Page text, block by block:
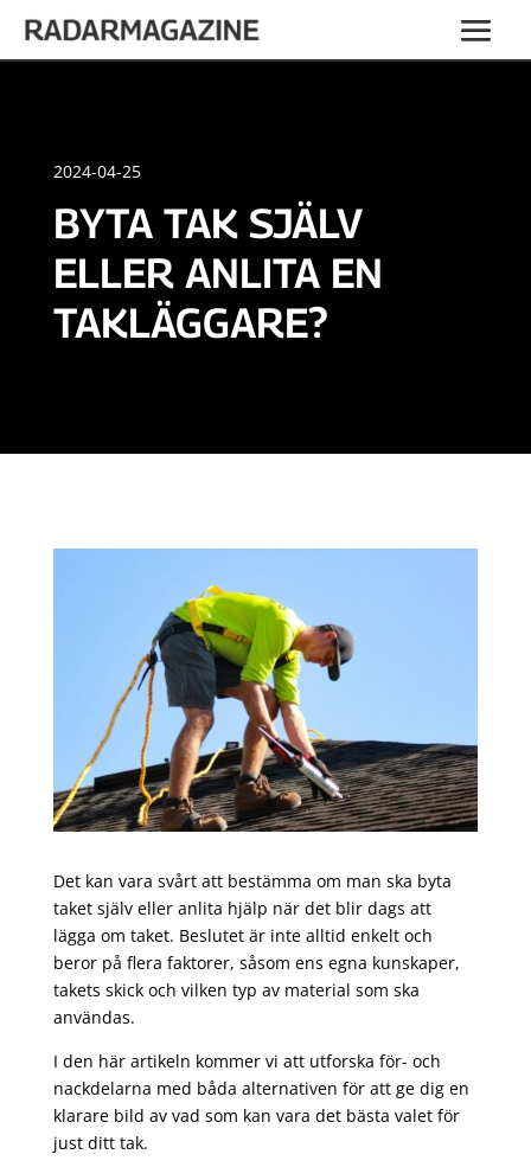
2024-04-25
BYTA TAK SJÄLV
ELLER ANLITA EN
TAKLÄGGARE?
Det kan vara svårt att bestämma om man ska byta
taket själv eller anlita hjälp när det blir dags att
lägga om taket. Beslutet är inte alltid enkelt och
beror på flera faktorer, såsom ens egna kunskaper,
takets skick och vilken typ av material som ska
användas.
I den här artikeln kommer vi att utforska för- och
nackdelarna med båda alternativen för att ge dig en
klarare bild av vad som kan vara det bästa valet för
just ditt tak.